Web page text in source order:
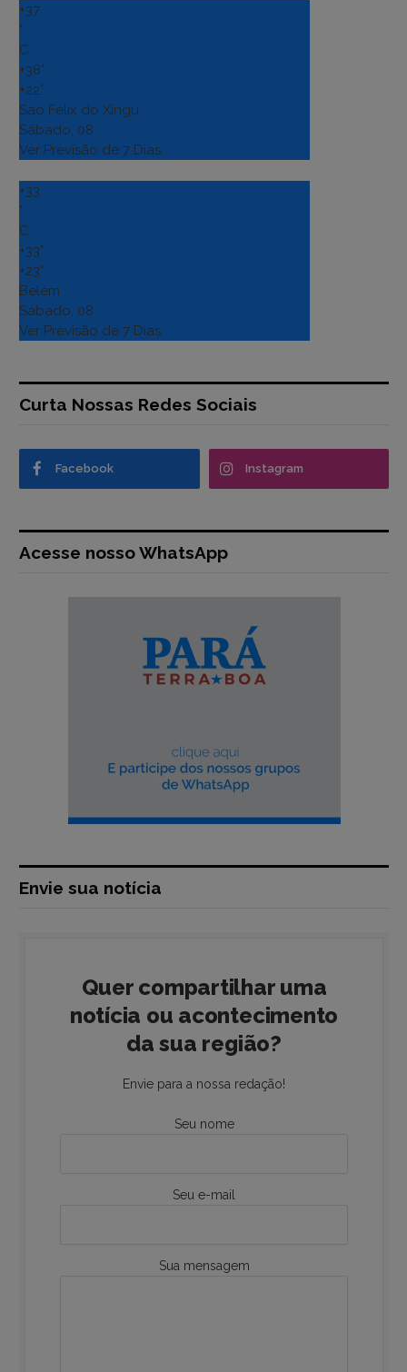
+37
°
C
+38°
+22°
Sao Felix do Xingu
Sábado, 08
Ver Previsão de 7 Dias
+33
°
C
+33°
+23°
Belém
Sábado, 08
Ver Previsão de 7 Dias
Curta Nossas Redes Sociais
Facebook Instagram
Acesse nosso WhatsApp
Envie sua notícia
Quer compartilhar uma
notícia ou acontecimento
da sua região?
Envie para a nossa redação!
Seu nome
Seu e-mail
Sua mensagem